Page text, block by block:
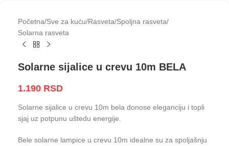
Početna/Sve za kuću/Rasveta/Spoljna rasveta/
Solarna rasveta
Solarne sijalice u crevu 10m BELA
1.190 RSD
Solarne sijalice u crevu 10m bela donose eleganciju i topli
sjaj uz potpunu uštedu energije.
Bele solarne lampice u crevu 10m idealne su za spoljašnju